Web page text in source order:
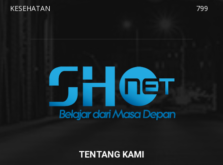
KESEHATAN
799
TENTANG KAMI